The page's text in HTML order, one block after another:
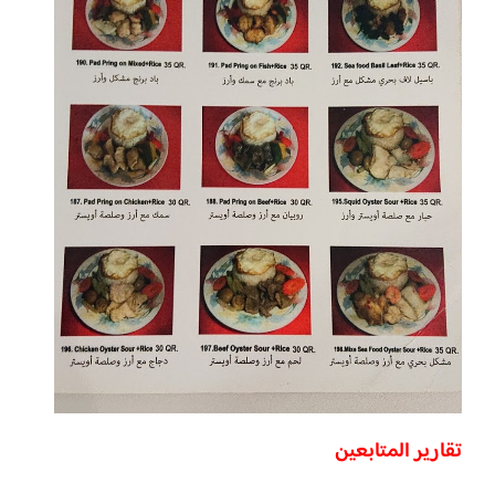
تقارير المتابعين